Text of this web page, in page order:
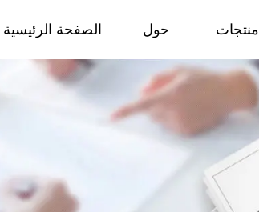
الصفحة الرئيسية حول منتجات